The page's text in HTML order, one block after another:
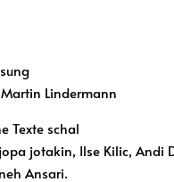
Lindermann
Texte schal
jotakin, Ilse Kilic, Andi
Ansari.